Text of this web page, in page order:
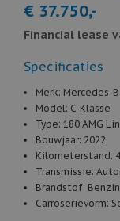
€ 37.750,-
Financial lease
Specificaties
Merk: Mercedes-
Model: C-Klasse
Type: 180 AMG
Bouwjaar: 2022
Kilometerstand:
Transmissie:
Brandstof:
Carroserievorm: